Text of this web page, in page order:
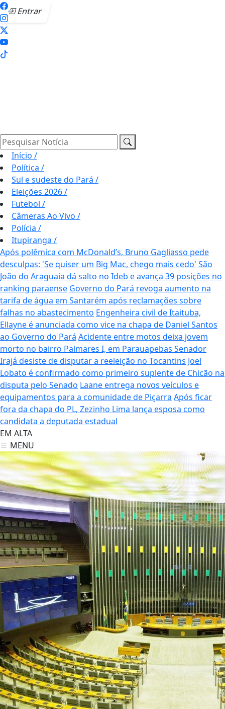
Entrar
Pesquisar Notícia
Início /
Política /
Sul e sudeste do Pará /
Eleições 2026/
Futebol /
Câmeras Ao Vivo /
Polícia /
Itupiranga /
Após polêmica com McDonald’s, Bruno Gagliasso pede
desculpas: 'Se quiser um Big Mac, chego mais cedo' São
João do Araguaia dá salto no Ideb e avança 39 posições no
ranking paraense Governo do Pará revoga aumento na
tarifa de água em Santarém após reclamações sobre
falhas no abastecimento Engenheira civil de Itaituba,
Ellayne é anunciada como vice na chapa de Daniel Santos
ao Governo do Pará Acidente entre motos deixa jovem
morto no bairro Palmares I, em Parauapebas Senador
Irajá desiste de disputar a reeleição no Tocantins Joel
Lobato é confirmado como primeiro suplente de Chicão na
disputa pelo Senado Laane entrega novos veículos e
equipamentos para a comunidade de Piçarra Após ficar
fora da chapa do PL, Zezinho Lima lança esposa como
candidata a deputada estadual
EM ALTA
MENU